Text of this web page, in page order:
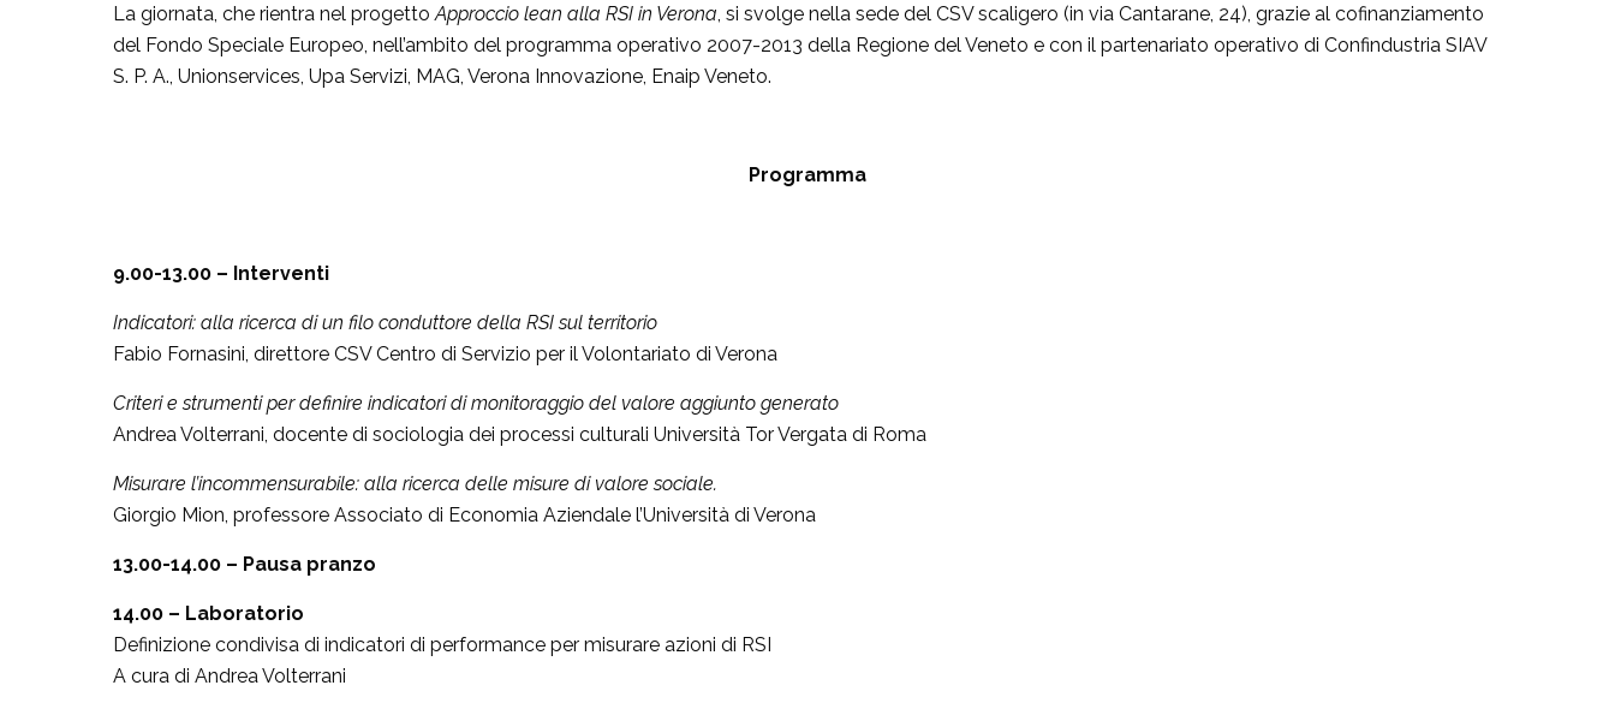
La giornata, che rientra nel progettoApproccio lean alla RSI in Verona, si svolge nella sede del CSV scaligero (in via Cantarane, 24), grazie al cofinanziamento
del Fondo Speciale Europeo, nell’ambito del programma operativo 2007-2013 della Regione del Veneto e con il partenariato operativo di Confindustria SIAV
S. P. A., Unionservices, Upa Servizi, MAG, Verona Innovazione, Enaip Veneto.
Programma
9.00-13.00 – Interventi
Indicatori: alla ricerca di un filo conduttore della RSI sul territorio
Fabio Fornasini, direttore CSV Centro di Servizio per il Volontariato di Verona
Criteri e strumenti per definire indicatori di monitoraggio del valore aggiunto generato
Andrea Volterrani, docente di sociologia dei processi culturali Università Tor Vergata di Roma
Misurare l’incommensurabile: alla ricerca delle misure di valore sociale.
Giorgio Mion, professore Associato di Economia Aziendale l’Università di Verona
13.00-14.00 – Pausa pranzo
14.00 – Laboratorio
Definizione condivisa di indicatori di performance per misurare azioni di RSI
A cura di Andrea Volterrani